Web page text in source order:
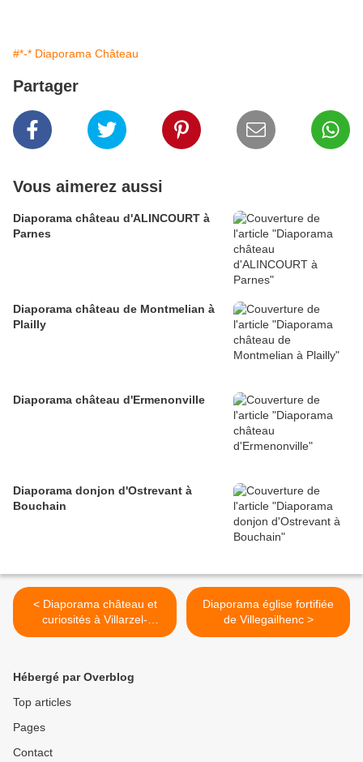
#*-* Diaporama Château
Partager
Vous aimerez aussi
Diaporama château d'ALINCOURT à
Parnes
Diaporama château de Montmelian à
Plailly
Diaporama château d'Ermenonville
Diaporama donjon d'Ostrevant à
Bouchain
< Diaporama château et
curiosités à Villarzel-
Cabardès
Diaporama église fortifiée
de Villegailhenc >
Hébergé par Overblog
Top articles
Pages
Contact